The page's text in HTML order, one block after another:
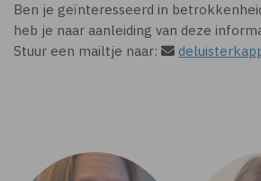
Ben je geïnteresseerd in
heb je naar aanleiding van deze
Stuur een mailtje naar: